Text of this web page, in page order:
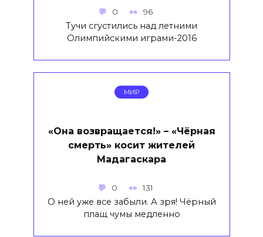
0 96
Тучи сгустились над летними
Олимпийскими играми-2016
МИР
«Она возвращается!» – «Чёрная
смерть» косит жителей
Мадагаскара
0 131
О ней уже все забыли. А зря! Чёрный
плащ чумы медленно